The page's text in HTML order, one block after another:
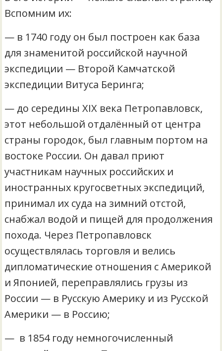
Вспомним их:
— в 1740 году он был построен как база
для знаменитой российской научной
экспедиции — Второй Камчатской
экспедиции Витуса Беринга;
— до середины XIX века Петропавловск,
этот небольшой отдалённый от центра
страны городок, был главным портом на
востоке России. Он давал приют
участникам научных российских и
иностранных кругосветных экспедиций,
принимал их суда на зимний отстой,
снабжал водой и пищей для продолжения
похода. Через Петропавловск
осуществлялась торговля и велись
дипломатические отношения с Америкой
и Японией, переправлялись грузы из
России — в Русскую Америку и из Русской
Америки — в Россию;
— в 1854 году немногочисленный